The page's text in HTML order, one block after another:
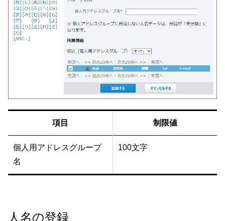
項目 制限値
個人用アドレスグループ
名
100文字
人名の登録